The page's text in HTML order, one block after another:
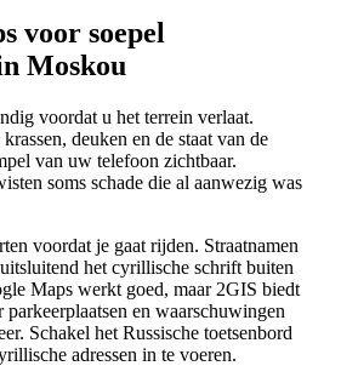
voor soepel
Moskou
voordat u het terrein verlaat.
deuken en de staat van de
van uw telefoon zichtbaar.
soms schade die al aanwezig was
voordat je gaat rijden. Straatnamen
het cyrillische schrift buiten
Maps werkt goed, maar 2GIS biedt
parkeerplaatsen en waarschuwingen
Schakel het Russische toetsenbord
adressen in te voeren.